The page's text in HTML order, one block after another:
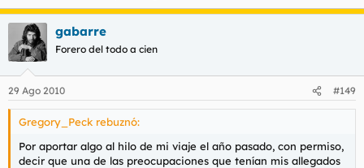
gabarre
Forero del todo a cien
29 Ago 2010 #149
Gregory_Peck rebuznó:
Por aportar algo al hilo de mi viaje el año pasado, con permiso,
decir que una de las preocupaciones que tenían mis allegados